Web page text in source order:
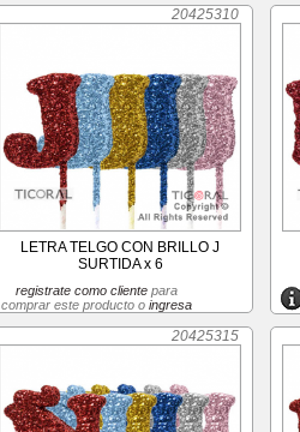
20425310
LETRA TELGO CON BRILLO J
SURTIDA x 6
registrate como clientepara
comprar este producto o ingresa
20425315